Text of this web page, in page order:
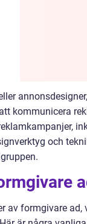
kommunicera
och
av formgivare